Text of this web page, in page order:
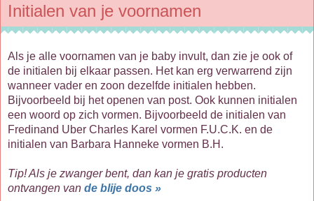
Initialen van je voornamen
Als je alle voornamen van je baby invult, dan zie je ook of
de initialen bij elkaar passen. Het kan erg verwarrend zijn
wanneer vader en zoon dezelfde initialen hebben.
Bijvoorbeeld bij het openen van post. Ook kunnen initialen
een woord op zich vormen. Bijvoorbeeld de initialen van
Fredinand Uber Charles Karel vormen F.U.C.K. en de
initialen van Barbara Hanneke vormen B.H.
Tip! Als je zwanger bent, dan kan je gratis producten
ontvangen van de blije doos »